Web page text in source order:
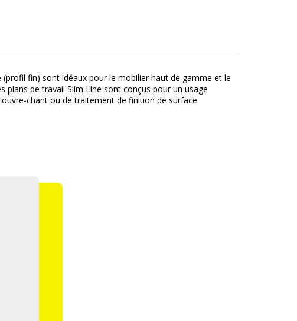
fin) sont idéaux pour le mobilier haut de gamme et le
plans de travail Slim Line sont conçus pour un usage
chant ou de traitement de finition de surface